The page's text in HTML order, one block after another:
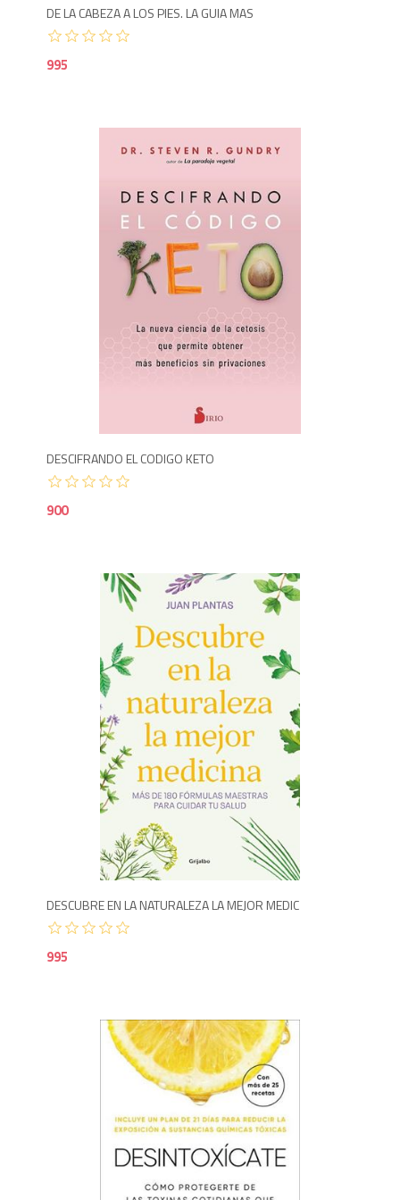
DE LA CABEZA A LOS PIES. LA GUIA MAS
995
DESCIFRANDO EL CODIGO KETO
900
DESCUBRE EN LA NATURALEZA LA MEJOR MEDIC
995